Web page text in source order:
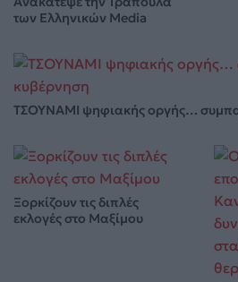
των Ελληνικών Media
ΤΣΟΥΝΑΜΙ ψηφιακής οργής…
Ξορκίζουν τις διπλές
εκλογές στο Μαξίμου